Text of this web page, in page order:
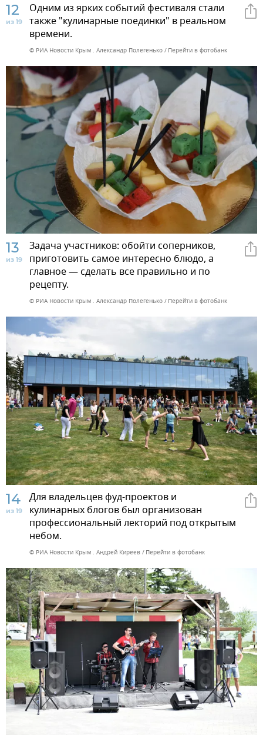
12
из 19
Одним из ярких событий фестиваля стали
также "кулинарные поединки" в реальном
времени.
© РИА Новости Крым . Александр Полегенько Перейти в фотобанк
13
из 19
Задача участников: обойти соперников,
приготовить самое интересно блюдо, а
главное — сделать все правильно и по
рецепту.
© РИА Новости Крым . Александр Полегенько Перейти в фотобанк
14
из 19
Для владельцев фуд-проектов и
кулинарных блогов был организован
профессиональный лекторий под открытым
небом.
© РИА Новости Крым . Андрей Киреев Перейти в фотобанк